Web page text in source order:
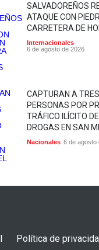
SALVADOREÑOS
ATAQUE CON
CARRETERA DE
Internacionales
6 de agosto de 2026
CAPTURAN A TRES
PERSONAS POR
TRÁFICO ILÍCITO DE
DROGAS EN SAN
Nacionales 6 de agosto
Política de